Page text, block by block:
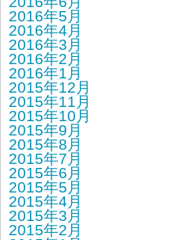
2016年5月
2016年4月
2016年3月
2016年2月
2016年1月
2015年12月
2015年11月
2015年10月
2015年9月
2015年8月
2015年7月
2015年6月
2015年5月
2015年4月
2015年3月
2015年2月